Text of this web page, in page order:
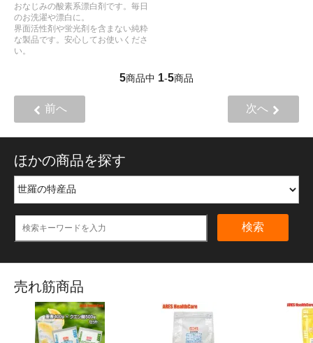
おなじみの酸素系漂白剤です。毎日
のお洗濯や漂白に。
界面活性剤や蛍光剤を含まない純粋
な製品です。安心してお使いくださ
い。
5商品中 1-5商品
前へ 次へ
ほかの商品を探す
検索
売れ筋商品